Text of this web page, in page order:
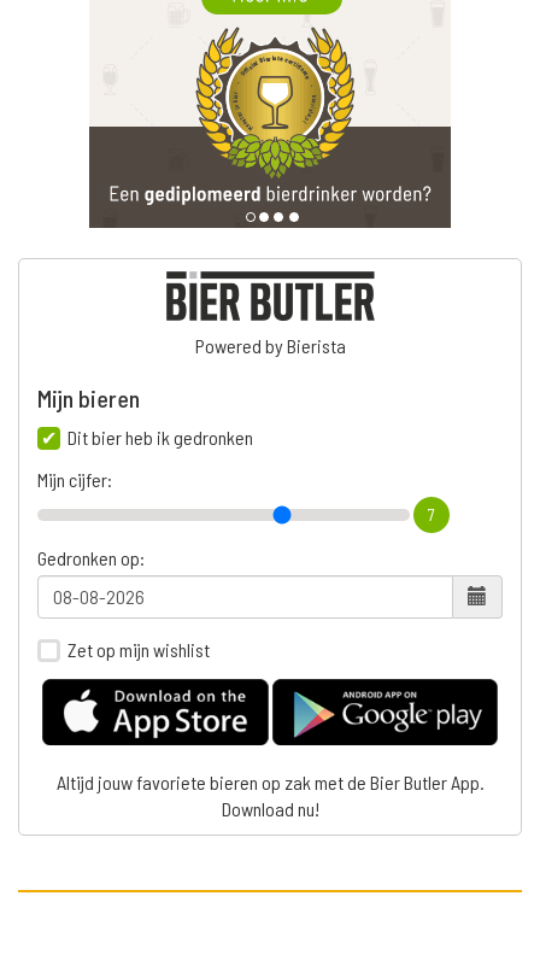
Powered by Bierista
Mijn bieren
Dit bier heb ik gedronken
Mijn cijfer:
7
Gedronken op:
Zet op mijn wishlist
Altijd jouw favoriete bieren op zak met de Bier Butler App.
Download nu!